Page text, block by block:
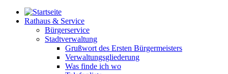
Rathaus & Service
Bürgerservice
Stadtverwaltung
Grußwort des Ersten Bürgermeisters
Verwaltungsgliederung
Was finde ich wo